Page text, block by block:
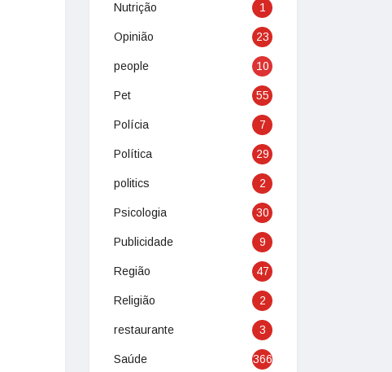
Nutrição 1
Opinião 23
people 10
Pet 55
Polícia 7
Política 29
politics 2
Psicologia 30
Publicidade 9
Região 47
Religião 2
restaurante 3
Saúde 366